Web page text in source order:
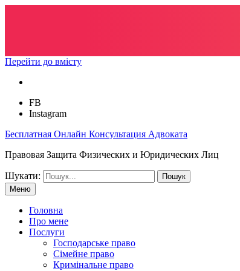
Перейти до вмісту
FB
Instagram
Бесплатная Онлайн Консультация Адвоката
Правовая Защита Физических и Юридических Лиц
Шукати:
Меню
Головна
Про мене
Послуги
Господарське право
Сімейне право
Кримінальне право